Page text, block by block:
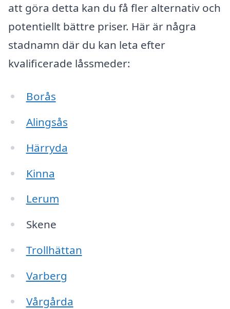
att göra detta kan du få fler alternativ och
potentiellt bättre priser. Här är några
stadnamn där du kan leta efter
kvalificerade låssmeder:
Borås
Alingsås
Härryda
Kinna
Lerum
Skene
Trollhättan
Varberg
Vårgårda